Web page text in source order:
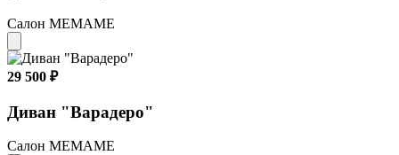
Салон МЕМАМЕ
29 500 ₽
Диван "Варадеро"
Салон МЕМАМЕ